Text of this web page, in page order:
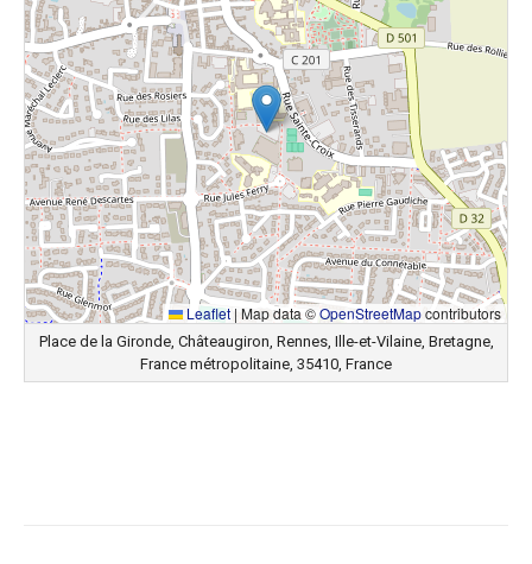
Leaflet |Map data ©OpenStreetMapcontributors
Place de la Gironde, Châteaugiron, Rennes, Ille-et-Vilaine, Bretagne,
France métropolitaine, 35410, France